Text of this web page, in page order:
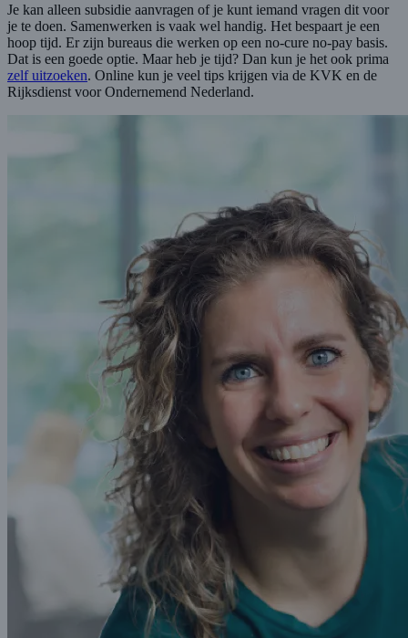
Je kan alleen subsidie aanvragen of je kunt iemand vragen dit voor
je te doen. Samenwerken is vaak wel handig. Het bespaart je een
hoop tijd. Er zijn bureaus die werken op een no-cure no-pay basis.
Dat is een goede optie. Maar heb je tijd? Dan kun je het ook prima
zelf uitzoeken. Online kun je veel tips krijgen via de KVK en de
Rijksdienst voor Ondernemend Nederland.